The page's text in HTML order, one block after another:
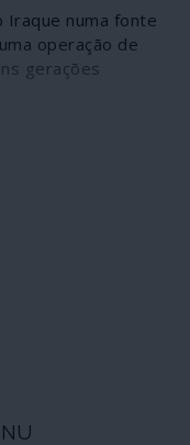
Iraque numa fonte
operação de
gerações